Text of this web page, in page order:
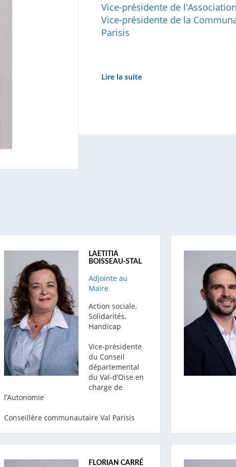
Vice-présidente de
Vice-présidente de la
Parisis
Lire la suite
LAETITIA
BOISSEAU-STAL
Adjointe au
Maire
Action sociale,
Solidarités,
Handicap
Vice-présidente
du Conseil
départemental
du Val-d’Oise en
charge de
l’Autonomie
Conseillère communautaire Val Parisis
FLORIAN CARRÉ